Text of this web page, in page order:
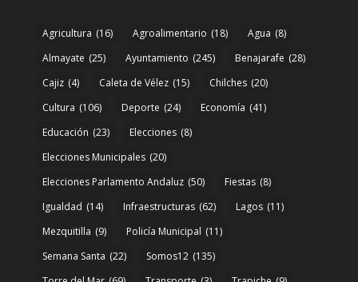
Agricultura (16) Agroalimentario (18) Agua (8)
Almayate (25) Ayuntamiento (245) Benajarafe (28)
Cajiz (4) Caleta de Vélez (15) Chilches (20)
Cultura (106) Deporte (24) Economía (41)
Educación (23) Elecciones (8)
Elecciones Municipales (20)
Elecciones Parlamento Andaluz (50) Fiestas (8)
Igualdad (14) Infraestructuras (62) Lagos (11)
Mezquitilla (9) Policía Municipal (11)
Semana Santa (22) Somos12 (135)